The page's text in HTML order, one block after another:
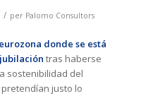
/ per Palomo Consultors
donde se está
tras haberse
sostenibilidad del
justo lo